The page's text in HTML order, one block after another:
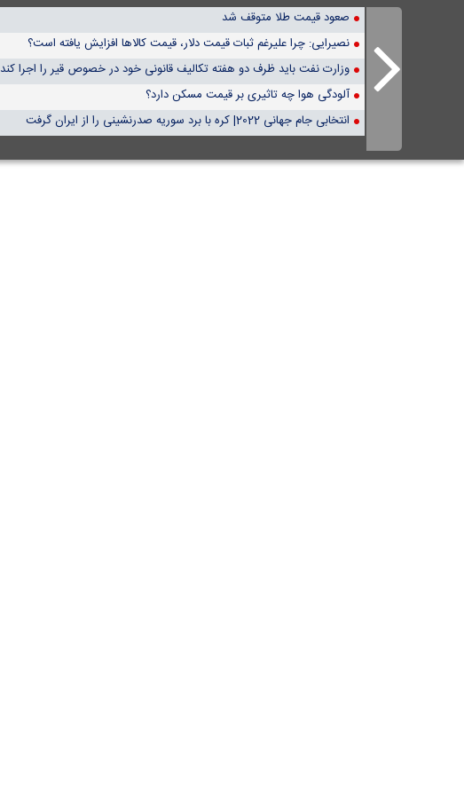
صعود قیمت طلا متوقف شد
نصیرایی: چرا علیرغم ثبات قیمت دلار، قیمت کالاها افزایش یافته است؟
وزارت نفت باید ظرف دو هفته تکالیف قانونی خود در خصوص قیر را اجرا کند
آلودگی هوا چه تاثیری بر قیمت مسکن دارد؟
انتخابی جام جهانی 2022| کره با برد سوریه صدرنشینی را از ایران گرفت